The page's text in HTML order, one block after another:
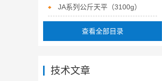
JA系列公斤天平（3100g）
查看全部目录
技术文章